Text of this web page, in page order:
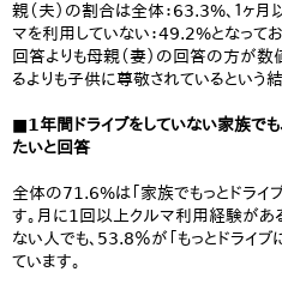
親（夫）の割合は全体：63.3%、１ヶ
マを利用していない：49.2%となって
回答よりも母親（妻）の回答の方が数
るよりも子供に尊敬されているという結
■1年間ドライブをしていない家族でも
たいと回答
全体の71.6%は「家族でもっとドライ
す。月に1回以上クルマ利用経験が
ない人でも、53.8％が「もっとドライ
ています。